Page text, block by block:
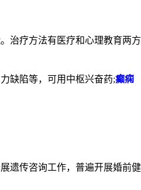
治疗方法有医疗和心理教育两方
缺陷等，可用中枢兴奋药;癫痫
遗传咨询工作，普遍开展婚前健